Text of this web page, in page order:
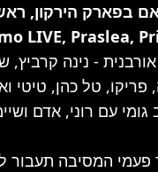
הירקון, ראש
LIVE, Praslea,
עם רוני, אדם
פעמי המסיבה תעבור